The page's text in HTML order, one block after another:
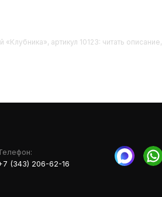
артикул 10123: читать описание,
(343) 206-62-16